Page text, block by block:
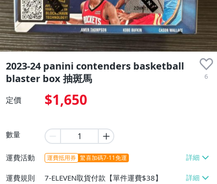
2023-24 panini contenders basketball
blaster box 抽斑馬
6
定價 $1,650
數量
運費活動 運費抵用券 驚喜加碼7-11免運
運費規則
7-ELEVEN取貨付款【單件運費$38】